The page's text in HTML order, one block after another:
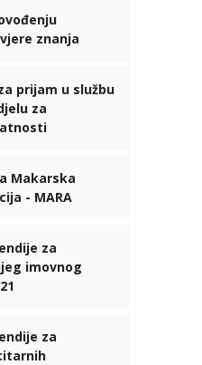
znanja
prijam u službu
za
Makarska
- MARA
za
imovnog
za